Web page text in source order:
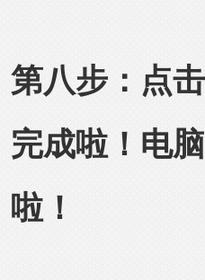
第八步：点
完成啦！电
啦！